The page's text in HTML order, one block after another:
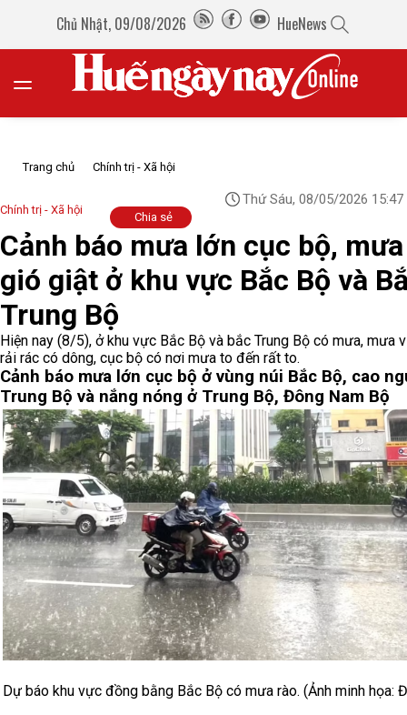
Chủ Nhật, 09/08/2026 HueNews
Trang chủ Chính trị - Xã hội
Chính trị - Xã hội
Thứ Sáu, 08/05/2026 15:47
Chia sẻ
Cảnh báo mưa lớn cục bộ,
gió giật ở khu vực Bắc Bộ và
Trung Bộ
Hiện nay (8/5), ở khu vực Bắc Bộ và bắc Trung Bộ có mưa, mưa
rải rác có dông, cục bộ có nơi mưa to đến rất to.
Cảnh báo mưa lớn cục bộ ở vùng núi Bắc Bộ, cao
Trung Bộ và nắng nóng ở Trung Bộ, Đông Nam Bộ
Dự báo khu vực đồng bằng Bắc Bộ có mưa rào. (Ảnh minh họa: